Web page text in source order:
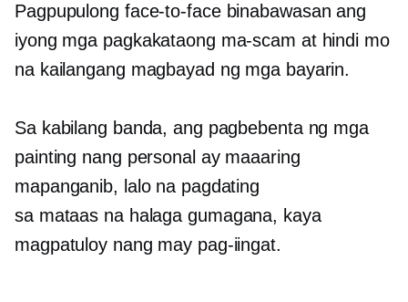
Pagpupulong face-to-facebinabawasan ang
iyong mga pagkakataong ma-scam at hindi mo
na kailangang magbayad ng mga bayarin.
Sa kabilang banda, ang pagbebenta ng mga
painting nang personal ay maaaring
mapanganib, lalo na pagdating
sa mataas na halaga gumagana, kaya
magpatuloy nang may pag-iingat.